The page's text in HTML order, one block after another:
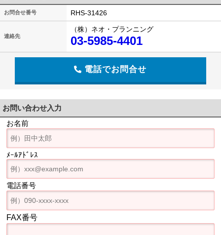
お問合せ番号 RHS-31426
連絡先
（株）ネオ・プランニング
03-5985-4401
電話でお問合せ
お問い合わせ入力
お名前
ﾒｰﾙｱﾄﾞﾚｽ
電話番号
FAX番号